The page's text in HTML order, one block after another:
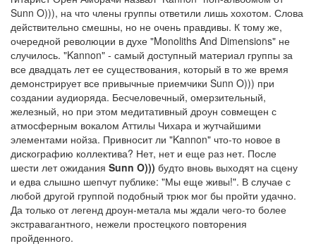
Sunn O))), на что члены группы ответили лишь хохотом. Слова
действительно смешны, но не очень правдивы. К тому же,
очередной революции в духе "Monoliths And Dimensions" не
случилось. "Kannon" - самый доступный материал группы за
все двадцать лет ее существования, который в то же время
демонстрирует все привычные приемчики Sunn O))) при
создании аудиоряда. Бесчеловечный, омерзительный,
железный, но при этом медитативный дроун совмещен с
атмосферным вокалом Аттилы Чихара и жутчайшими
элементами нойза. Привносит ли "Kannon" что-то новое в
дискографию коллектива? Нет, нет и еще раз нет. После
шести лет ожидания Sunn O))) будто вновь выходят на сцену
и едва слышно шепчут публике: "Мы еще живы!". В случае с
любой другой группой подобный трюк мог бы пройти удачно.
Да только от легенд дроун-метала мы ждали чего-то более
экстравагантного, нежели простецкого повторения
пройденного.